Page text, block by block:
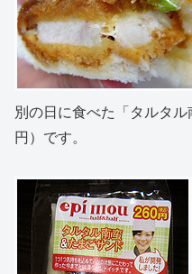
別の日に食べた「タルタ
円）です。